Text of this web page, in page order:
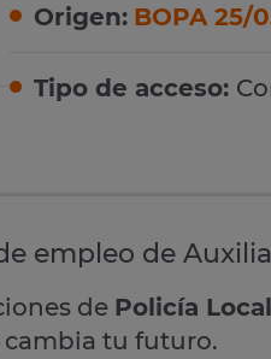
Origen: BOPA 25/
Tipo de acceso:
empleo de
de Policía
cambia tu futuro.